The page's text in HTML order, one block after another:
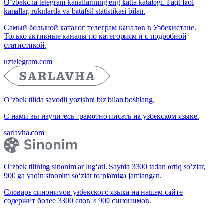
O‘zbekcha telegram kanallarining eng katta katalogi. Faqt faol
kanallar, ruknlarda va batafsil statistikasi bilan.
Самый большой каталог телеграм каналов в Узбекистане.
Только активные каналы по категориям и с подробной
статистикой.
uztelegram.com
O‘zbek tilida savodli yozishni biz bilan boshlang.
С нами вы научитесь грамотно писать на узбекском языке.
sarlavha.com
O‘zbek tilining sinonimlar lug‘ati. Saytda 3300 tadan ortiq so‘zlar,
900 ga yaqin sinonim so‘zlar to‘plamiga jamlangan.
Словарь синонимов узбекского языка на нашем сайте
содержит более 3300 слов и 900 синонимов.